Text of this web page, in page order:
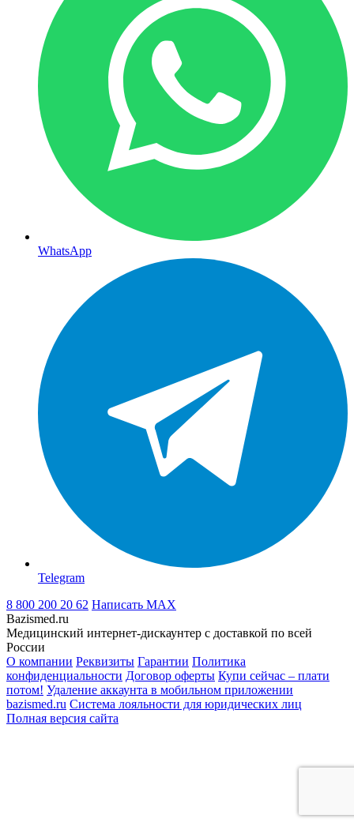
WhatsApp
Telegram
8 800 200 20 62 Написать MAX
Bazismed.ru
Медицинский интернет-дискаунтер с доставкой по всей
России
О компании Реквизиты Гарантии Политика
конфиденциальности Договор оферты Купи сейчас – плати
потом! Удаление аккаунта в мобильном приложении
bazismed.ru Система лояльности для юридических лиц
Полная версия сайта